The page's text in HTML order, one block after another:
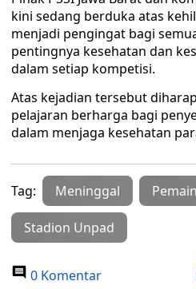
kini sedang berduka atas
menjadi pengingat bagi
pentingnya kesehatan dan
dalam setiap kompetisi.
Atas kejadian tersebut
pelajaran berharga bagi
dalam menjaga kesehatan
Tag: Meninggal
Stadion Unpad
0 Komentar